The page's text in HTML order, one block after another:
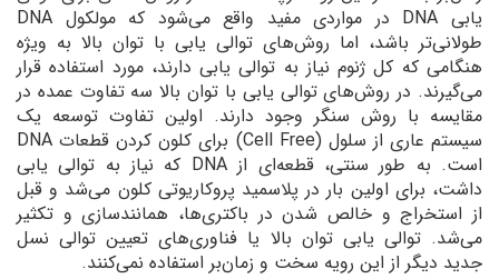
یابی DNA در مواردی مفید واقع می‌شود که مولکول DNA
طولانی‌تر باشد، اما روش‌‌های توالی یابی با توان بالا به ویژه
هنگامی‌ که کل ژنوم‌ نیاز به توالی یابی دارند، مورد استفاده قرار
می‌گیرند. در روش‌های توالی یابی با توان بالا سه تفاوت عمده در
مقایسه با روش سنگر وجود دارند. اولین تفاوت توسعه یک
سیستم عاری از سلول (Cell Free) برای کلون کردن قطعات DNA
است. به طور سنتی، قطعه‌ای از DNA که نیاز به توالی یابی
داشت، برای اولین بار در پلاسمید پروکاریوتی کلون می‌شد و قبل
از استخراج و خالص شدن در باکتری‌ها، همانندسازی و تکثیر
می‌شد. توالی یابی توان بالا یا فناوری‌‌های تعیین توالی نسل
جدید دیگر از این رویه سخت و زمان‌بر استفاده نمی‌کنند.